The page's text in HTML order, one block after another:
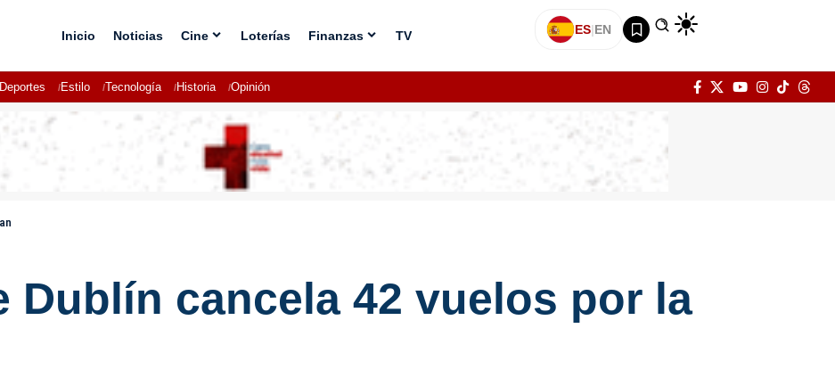
Inicio Noticias Cine Loterías Finanzas TV ES|EN
Deportes Estilo Tecnología Historia Opinión
Dublín cancela 42 vuelos por la